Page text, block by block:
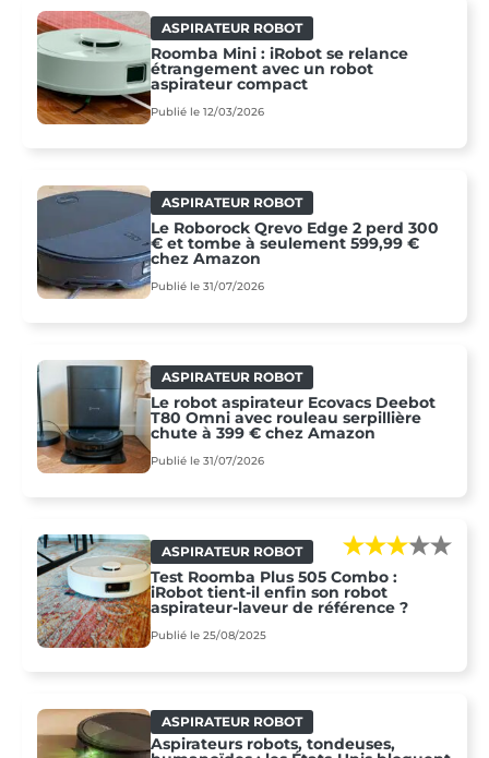
ASPIRATEUR ROBOT
Roomba Mini : iRobot se relance
étrangement avec un robot
aspirateur compact
Publié le 12/03/2026
ASPIRATEUR ROBOT
Le Roborock Qrevo Edge 2 perd 300
€ et tombe à seulement 599,99 €
chez Amazon
Publié le 31/07/2026
ASPIRATEUR ROBOT
Le robot aspirateur Ecovacs Deebot
T80 Omni avec rouleau serpillière
chute à 399 € chez Amazon
Publié le 31/07/2026
ASPIRATEUR ROBOT
Test Roomba Plus 505 Combo :
iRobot tient-il enfin son robot
aspirateur-laveur de référence ?
Publié le 25/08/2025
ASPIRATEUR ROBOT
Aspirateurs robots, tondeuses,